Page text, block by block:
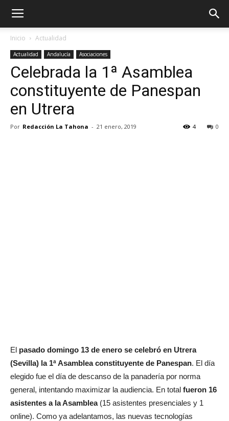
Inicio Actualidad
Actualidad Andalucía Asociaciones
Celebrada la 1ª Asamblea
constituyente de Panespan
en Utrera
Por Redacción La Tahona - 21 enero, 2019 0
4
El pasado domingo 13 de enero se celebró en Utrera
(Sevilla) la 1ª Asamblea constituyente de Panespan. El día
elegido fue el día de descanso de la panadería por norma
general, intentando maximizar la audiencia. En total fueron 16
asistentes a la Asamblea(15 asistentes presenciales y 1
online). Como ya adelantamos, las nuevas tecnologías